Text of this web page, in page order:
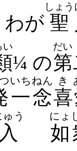
わが 聖
しょう
い
¼ の第
だい
一念
いちねん
喜
き
入
ゅう
如
にょ